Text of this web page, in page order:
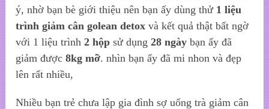
ý, nhờ bạn bè giới thiệu nên bạn ấy dùng thử 1 liệu
trình giảm cân golean detox và kết quả thật bất ngờ
với 1 liệu trình2 hộp sử dụng28 ngày bạn ấy đã
giảm được8kg mỡ. nhìn bạn ấy đã mi nhon và đẹp
lên rất nhiều,
Nhiều bạn trẻ chưa lập gia đình sợ uống trà giảm cân